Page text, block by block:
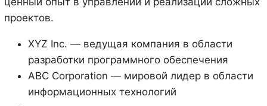
проектов.
XYZ Inc. — ведущая компания в области
разработки программного обеспечения
ABC Corporation — мировой лидер в области
информационных технологий